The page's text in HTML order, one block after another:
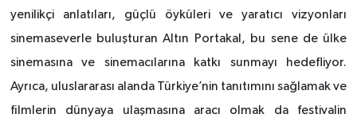
yenilikçi anlatıları, güçlü öyküleri ve yaratıcı vizyonları
sinemaseverle buluşturan Altın Portakal, bu sene de ülke
sinemasına ve sinemacılarına katkı sunmayı hedefliyor.
Ayrıca, uluslararası alanda Türkiye’nin tanıtımını sağlamak ve
filmlerin dünyaya ulaşmasına aracı olmak da festivalin